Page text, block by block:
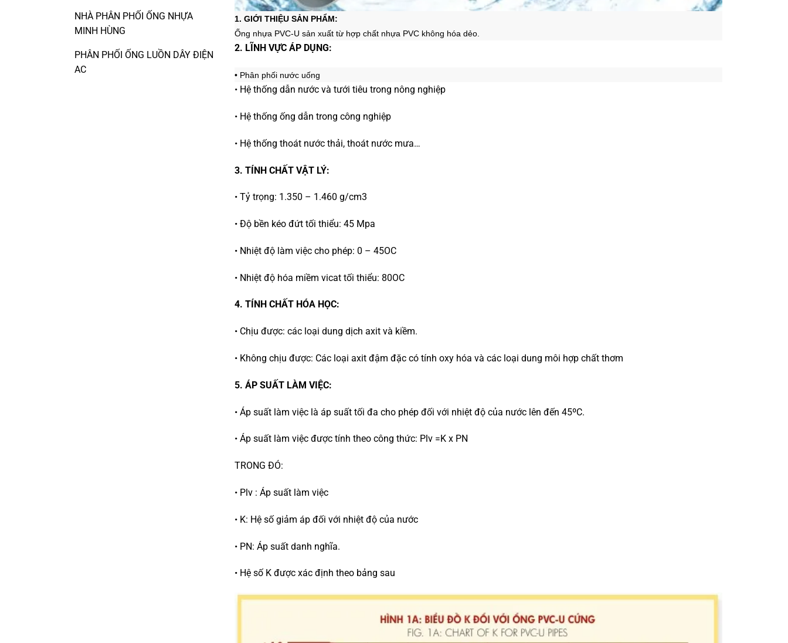
NHÀ PHÂN PHỐI ỐNG NHỰA
MINH HÙNG
PHÂN PHỐI ỐNG LUỒN DÂY ĐIỆN
AC
1. GIỚI THIỆU SẢN PHẨM:
Ống nhựa PVC-U sản xuất từ hợp chất nhựa PVC không hóa dẻo.
2. LĨNH VỰC ÁP DỤNG:
• Phân phối nước uống
• Hệ thống dẫn nước và tưới tiêu trong nông nghiệp
• Hệ thống ống dẫn trong công nghiệp
• Hệ thống thoát nước thải, thoát nước mưa…
3. TÍNH CHẤT VẬT LÝ:
• Tỷ trọng: 1.350 – 1.460 g/cm3
• Độ bền kéo đứt tối thiểu: 45 Mpa
• Nhiệt độ làm việc cho phép: 0 – 45OC
• Nhiệt độ hóa miềm vicat tối thiểu: 80OC
4. TÍNH CHẤT HÓA HỌC:
• Chịu được: các loại dung dịch axit và kiềm.
• Không chịu được: Các loại axit đậm đặc có tính oxy hóa và các loại dung môi hợp chất thơm
5. ÁP SUẤT LÀM VIỆC:
• Áp suất làm việc là áp suất tối đa cho phép đối với nhiệt độ của nước lên đến 45ºC.
• Áp suất làm việc được tính theo công thức: Plv =K x PN
TRONG ĐÓ:
• Plv : Áp suất làm việc
• K: Hệ số giảm áp đối với nhiệt độ của nước
• PN: Áp suất danh nghĩa.
• Hệ số K được xác định theo bảng sau